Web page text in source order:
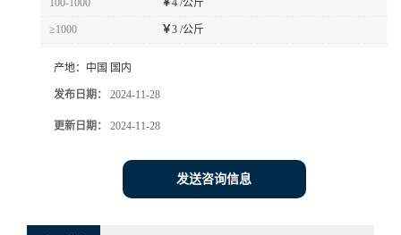
100-1000 ￥4 /公斤
≥1000 ￥3 /公斤
产地： 中国 国内
发布日期： 2024-11-28
更新日期： 2024-11-28
发送咨询信息